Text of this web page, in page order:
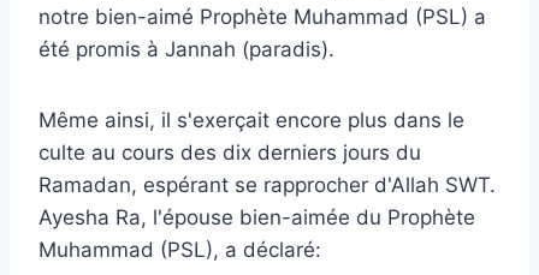
notre bien-aimé Prophète Muhammad (PSL) a
été promis à Jannah (paradis).
Même ainsi, il s'exerçait encore plus dans le
culte au cours des dix derniers jours du
Ramadan, espérant se rapprocher d'Allah SWT.
Ayesha Ra, l'épouse bien-aimée du Prophète
Muhammad (PSL), a déclaré: